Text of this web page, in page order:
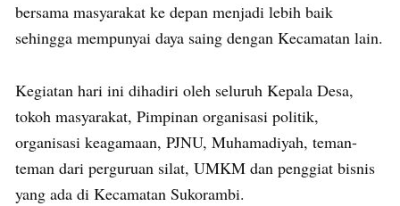
bersama masyarakat ke depan menjadi lebih baik
sehingga mempunyai daya saing dengan Kecamatan lain.
Kegiatan hari ini dihadiri oleh seluruh Kepala Desa,
tokoh masyarakat, Pimpinan organisasi politik,
organisasi keagamaan, PJNU, Muhamadiyah, teman-
teman dari perguruan silat, UMKM dan penggiat bisnis
yang ada di Kecamatan Sukorambi.